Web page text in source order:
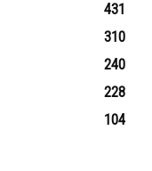
431
310
240
228
104